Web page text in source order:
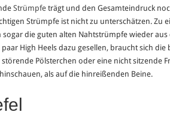
Strümpfeträgt und den Gesamteindruck
Strümpfe ist nicht zu unterschätzen. Zu
sogar die guten alten Nahtstrümpfe wieder aus
High Heels dazu gesellen, braucht sich die
Pölsterchen oder eine nicht sitzende
als auf die hinreißenden Beine.